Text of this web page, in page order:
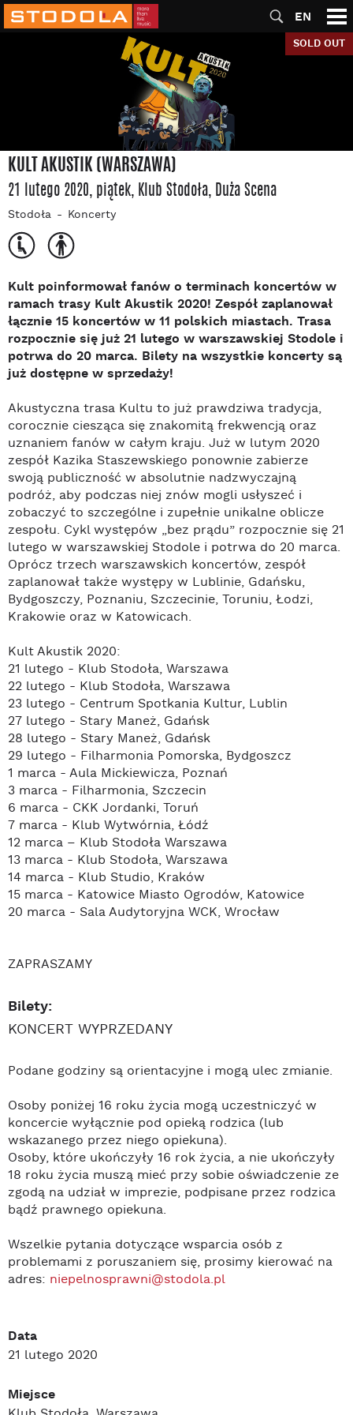
EN
SOLD OUT
KULT AKUSTIK (WARSZAWA)
21 lutego 2020, piątek, Klub Stodoła, Duża Scena
Stodoła Koncerty
Kult poinformował fanów o terminach koncertów w
ramach trasy Kult Akustik 2020! Zespół zaplanował
łącznie 15 koncertów w 11 polskich miastach. Trasa
rozpocznie się już 21 lutego w warszawskiej Stodole i
potrwa do 20 marca. Bilety na wszystkie koncerty są
już dostępne w sprzedaży!
Akustyczna trasa Kultu to już prawdziwa tradycja,
corocznie ciesząca się znakomitą frekwencją oraz
uznaniem fanów w całym kraju. Już w lutym 2020
zespół Kazika Staszewskiego ponownie zabierze
swoją publiczność w absolutnie nadzwyczajną
podróż, aby podczas niej znów mogli usłyszeć i
zobaczyć to szczególne i zupełnie unikalne oblicze
zespołu. Cykl występów „bez prądu” rozpocznie się 21
lutego w warszawskiej Stodole i potrwa do 20 marca.
Oprócz trzech warszawskich koncertów, zespół
zaplanował także występy w Lublinie, Gdańsku,
Bydgoszczy, Poznaniu, Szczecinie, Toruniu, Łodzi,
Krakowie oraz w Katowicach.
Kult Akustik 2020:
21 lutego - Klub Stodoła, Warszawa
22 lutego - Klub Stodoła, Warszawa
23 lutego - Centrum Spotkania Kultur, Lublin
27 lutego - Stary Maneż, Gdańsk
28 lutego - Stary Maneż, Gdańsk
29 lutego - Filharmonia Pomorska, Bydgoszcz
1 marca - Aula Mickiewicza, Poznań
3 marca - Filharmonia, Szczecin
6 marca - CKK Jordanki, Toruń
7 marca - Klub Wytwórnia, Łódź
12 marca – Klub Stodoła Warszawa
13 marca - Klub Stodoła, Warszawa
14 marca - Klub Studio, Kraków
15 marca - Katowice Miasto Ogrodów, Katowice
20 marca - Sala Audytoryjna WCK, Wrocław
ZAPRASZAMY
Bilety:
KONCERT WYPRZEDANY
Podane godziny są orientacyjne i mogą ulec zmianie.
Osoby poniżej 16 roku życia mogą uczestniczyć w
koncercie wyłącznie pod opieką rodzica (lub
wskazanego przez niego opiekuna).
Osoby, które ukończyły 16 rok życia, a nie ukończyły
18 roku życia muszą mieć przy sobie oświadczenie ze
zgodą na udział w imprezie, podpisane przez rodzica
bądź prawnego opiekuna.
Wszelkie pytania dotyczące wsparcia osób z
problemami z poruszaniem się, prosimy kierować na
adres: niepelnosprawni@stodola.pl
Data
21 lutego 2020
Miejsce